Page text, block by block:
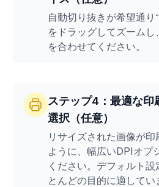
自動切り抜きが希望通
をドラッグしてズーム
を合わせてください。
ステップ4：最適な印
選択（任意）
リサイズされた画像が
ように、幅広いDPIオプ
ください。デフォルト
とんどの目的に適してい